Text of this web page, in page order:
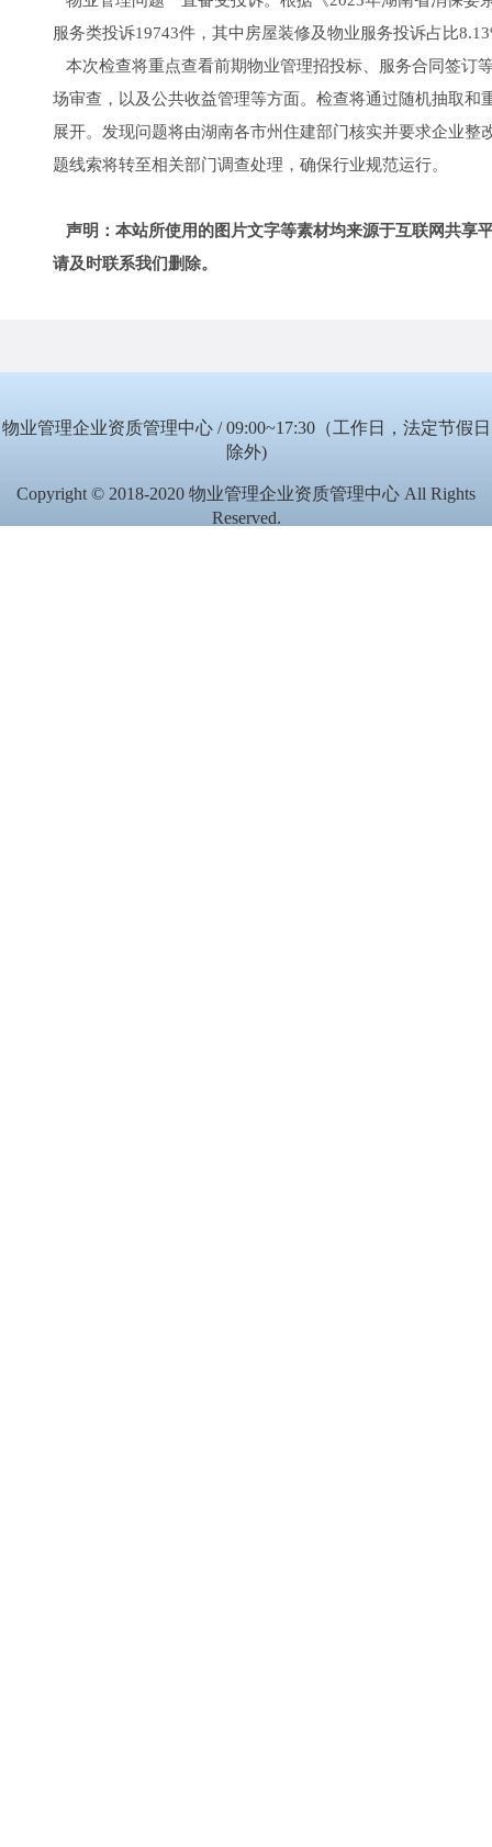
服务类投诉19743件，其中房屋装修及物业服务投诉占比
本次检查将重点查看前期物业管理招投标、服务合同签订
场审查，以及公共收益管理等方面。检查将通过随机抽取
展开。发现问题将由湖南各市州住建部门核实并要求企业
题线索将转至相关部门调查处理，确保行业规范运行。
声明：本站所使用的图片文字等素材均来源于互联网共享
请及时联系我们删除。
物业管理企业资质管理中心 / 09:00~17:30（工作日，法定节假日
除外)
Copyright © 2018-2020 物业管理企业资质管理中心 All Rights
Reserved.